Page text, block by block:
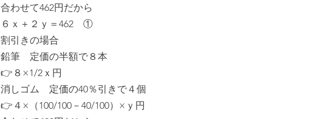
合わせて462円だから
６ｘ＋２ｙ＝462　①
割引きの場合
鉛筆　定価の半額で８本
👉８×1/2ｘ円
消しゴム　定価の40％引きで４個
👉４×（100/100－40/100）×ｙ円